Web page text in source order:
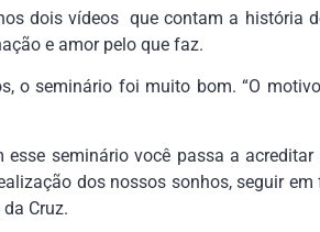
dois vídeos que contam a história
e amor pelo que faz.
o seminário foi muito bom. “O
esse seminário você passa a
dos nossos sonhos, seguir
Cruz.